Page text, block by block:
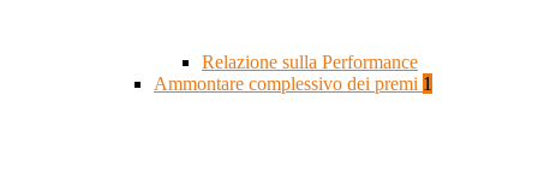
Relazione sulla Performance
Ammontare complessivo dei premi 1